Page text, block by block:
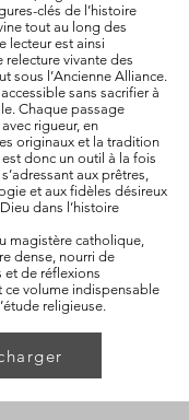
clés de l’histoire
tout au long des
lecteur est ainsi
vivante des
sous l’Ancienne Alliance.
sans sacrifier à
Chaque passage
rigueur, en
originaux et la tradition
donc un outil à la fois
aux prêtres,
et aux fidèles désireux
dans l’histoire
magistère catholique,
dense, nourri de
et de réflexions
ce volume indispensable
religieuse.